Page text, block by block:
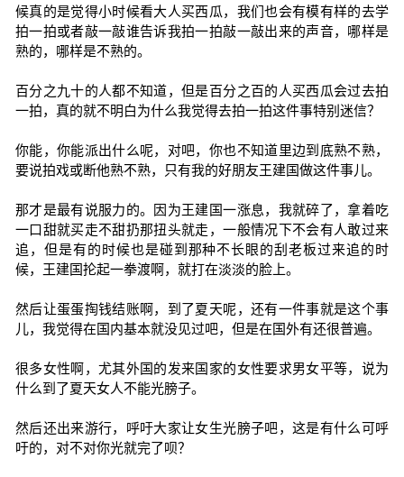
候真的是觉得小时候看大人买西瓜，我们也会有模有样的去学
拍一拍或者敲一敲谁告诉我拍一拍敲一敲出来的声音，哪样是
熟的，哪样是不熟的。
百分之九十的人都不知道，但是百分之百的人买西瓜会过去拍
一拍，真的就不明白为什么我觉得去拍一拍这件事特别迷信？
你能，你能派出什么呢，对吧，你也不知道里边到底熟不熟，
要说拍戏或断他熟不熟，只有我的好朋友王建国做这件事儿。
那才是最有说服力的。因为王建国一涨息，我就碎了，拿着吃
一口甜就买走不甜扔那扭头就走，一般情况下不会有人敢过来
追，但是有的时候也是碰到那种不长眼的刮老板过来追的时
候，王建国抡起一拳渡啊，就打在淡淡的脸上。
然后让蛋蛋掏钱结账啊，到了夏天呢，还有一件事就是这个事
儿，我觉得在国内基本就没见过吧，但是在国外有还很普遍。
很多女性啊，尤其外国的发来国家的女性要求男女平等，说为
什么到了夏天女人不能光膀子。
然后还出来游行，呼吁大家让女生光膀子吧，这是有什么可呼
吁的，对不对你光就完了呗？